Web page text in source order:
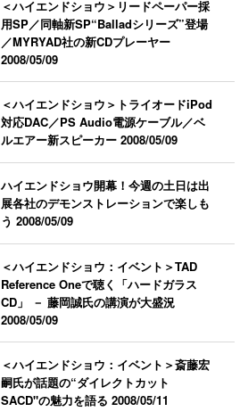
＜ハイエンドショウ＞リードペーパー採
用SP／同軸新SP“Balladシリーズ”登場
／MYRYAD社の新CDプレーヤー
2008/05/09
＜ハイエンドショウ＞トライオードiPod
対応DAC／PS Audio電源ケーブル／ベ
ルエアー新スピーカー2008/05/09
ハイエンドショウ開幕！今週の土日は出
展各社のデモンストレーションで楽しも
う2008/05/09
＜ハイエンドショウ：イベント＞TAD
Reference Oneで聴く「ハードガラス
CD」 － 藤岡誠氏の講演が大盛況
2008/05/09
＜ハイエンドショウ：イベント＞斎藤宏
嗣氏が話題の“ダイレクトカット
SACD"の魅力を語る2008/05/11